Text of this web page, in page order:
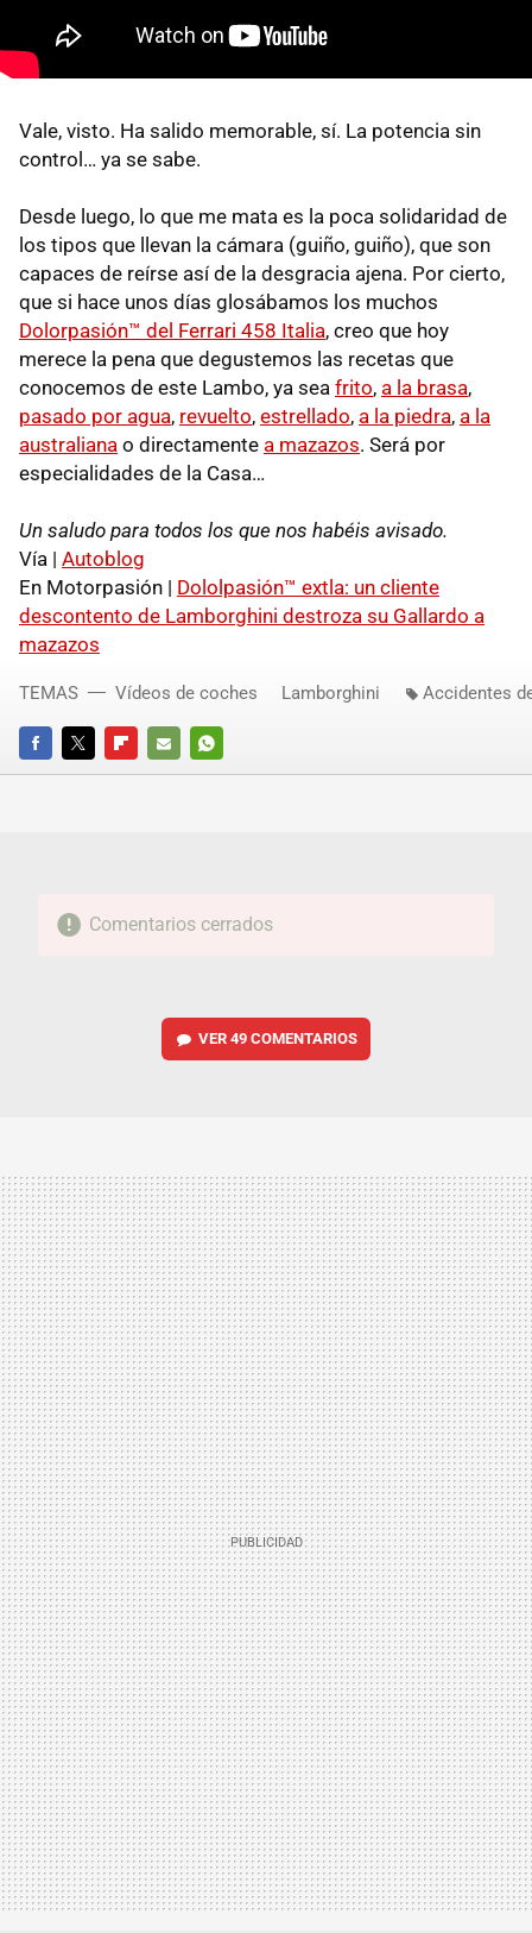
Vale, visto. Ha salido memorable, sí. La potencia sin
control… ya se sabe.
Desde luego, lo que me mata es la poca solidaridad de
los tipos que llevan la cámara (guiño, guiño), que son
capaces de reírse así de la desgracia ajena. Por cierto,
que si hace unos días glosábamos los muchos
Dolorpasión™ del Ferrari 458 Italia, creo que hoy
merece la pena que degustemos las recetas que
conocemos de este Lambo, ya sea frito, a la brasa,
pasado por agua, revuelto, estrellado, a la piedra, a la
australiana o directamente a mazazos. Será por
especialidades de la Casa…
Un saludo para todos los que nos habéis avisado.
Vía | Autoblog
En Motorpasión | Dololpasión™ extla: un cliente
descontento de Lamborghini destroza su Gallardo a
mazazos
FACEBOOKTWITTERFLIPBOARD
E-
WHATSAPP
TEMAS Vídeos de coches Lamborghini Accidentes
Comentarios cerrados
VER 49 COMENTARIOS